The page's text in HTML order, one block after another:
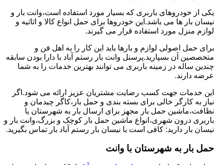
یکی از خودروهای باربری که بسیار مورد استفاده است،وانت بار و
نیسان بار ها می باشد.این خودروها برای حمل انواع کالا و اثاثیه و
لوازم منزل مورد استفاده قرار می گیرند.
برای حمل اصولی لوازم و بارها باید این کار را به اهل فن و
متخصصین آن بسپارید.پرسنل وانت بار رستم آباد با دارا بودن سابقه
چندین ساله در زمینه باربری می توانند بهترین خدمات را به شما
عرضه دارند.
این خدمات جهت کسب رضایت مشتریان عزیز ارائه می شود.اگر
نیاز به کارگر خالی برای بسته بندی و حمل بار،کاگر چیدمان و
نظافت،ماشین حمل بار مجهز برای ارسال بار به شهرستان یا
باربری درون شهری،انواع ماشین حمل بار کوچک و بزرگ،وانت بار و
نیسان بار دارید: کافی است با نیسان بار رستم آباد بار تماس بگیرید.
حمل بار به شهرستان با وانت